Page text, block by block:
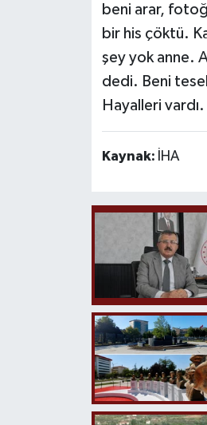
beni arar,
bir his çöktü.
şey yok anne.
dedi. Beni
Hayalleri
Kaynak: İHA